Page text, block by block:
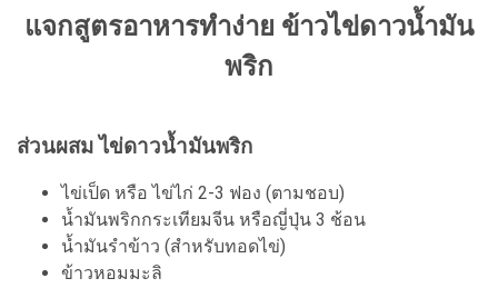
แจกสูตรอาหารทำง่าย ข้าวไข่ดาวน้ำมัน
พริก
ส่วนผสม ไข่ดาวน้ำมันพริก
ไข่เป็ด หรือ ไข่ไก่ 2-3 ฟอง (ตามชอบ)
น้ำมันพริกกระเทียมจีน หรือญี่ปุ่น 3 ช้อน
น้ำมันรำข้าว (สำหรับทอดไข่)
ข้าวหอมมะลิ